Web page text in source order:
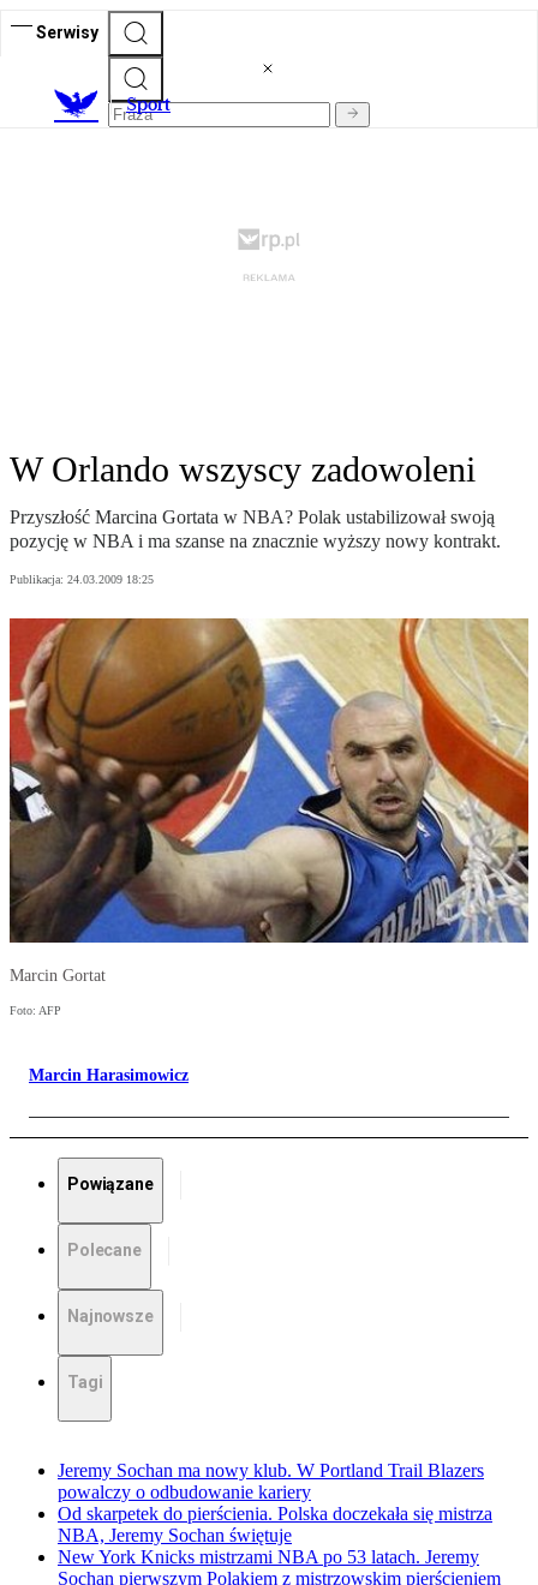
Serwisy
Sport
W Orlando wszyscy zadowoleni
Przyszłość Marcina Gortata w NBA? Polak ustabilizował swoją
pozycję w NBA i ma szanse na znacznie wyższy nowy kontrakt.
Publikacja: 24.03.2009 18:25
Marcin Gortat
Foto: AFP
Marcin Harasimowicz
Powiązane
Polecane
Najnowsze
Tagi
Jeremy Sochan ma nowy klub. W Portland Trail Blazers
powalczy o odbudowanie kariery
Od skarpetek do pierścienia. Polska doczekała się mistrza
NBA, Jeremy Sochan świętuje
New York Knicks mistrzami NBA po 53 latach. Jeremy
Sochan pierwszym Polakiem z mistrzowskim pierścieniem